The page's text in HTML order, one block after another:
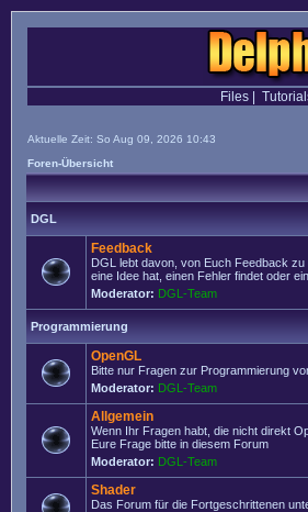
Files|
Aktuelle Zeit: So Aug 09, 2026 10:43
Foren-Übersicht
DGL
Feedback
DGL lebt davon, von Euch Feedback
eine Idee hat, einen Fehler findet oder
Moderator: DGL-Team
Programmierung
OpenGL
Bitte nur Fragen zur Programmierung
Moderator: DGL-Team
Allgemein
Wenn Ihr Fragen habt, die nicht direkt
Eure Frage bitte in diesem Forum
Moderator: DGL-Team
Shader
Das Forum für die Fortgeschrittenen